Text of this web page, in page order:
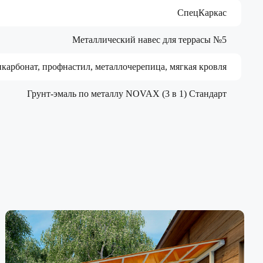
СпецКаркас
Металлический навес для террасы №5
профнастил, металлочерепица, мягкая кровля
Грунт-эмаль по металлу NOVAX (3 в 1) Стандарт